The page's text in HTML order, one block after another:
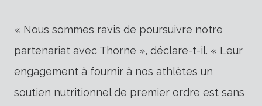
« Nous sommes ravis de poursuivre notre
partenariat avec Thorne », déclare-t-il. « Leur
engagement à fournir à nos athlètes un
soutien nutritionnel de premier ordre est sans